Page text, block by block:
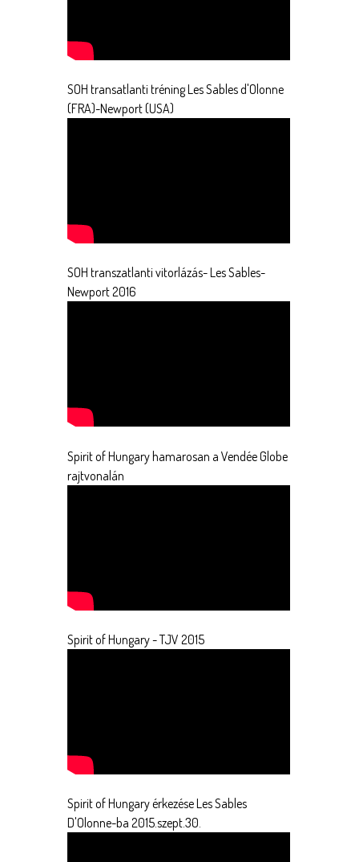
SOH transatlanti tréning Les Sables d'Olonne
(FRA)-Newport (USA)
SOH transzatlanti vitorlázás- Les Sables-
Newport 2016
Spirit of Hungary hamarosan a Vendée Globe
rajtvonalán
Spirit of Hungary - TJV 2015
Spirit of Hungary érkezése Les Sables
D'Olonne-ba 2015.szept.30.